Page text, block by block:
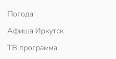
Погода
Афиша Иркутск
ТВ программа